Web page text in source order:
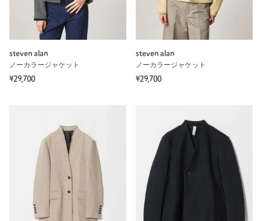
steven alan
ノーカラージャケット
¥29,700
steven alan
ノーカラージャケット
¥29,700